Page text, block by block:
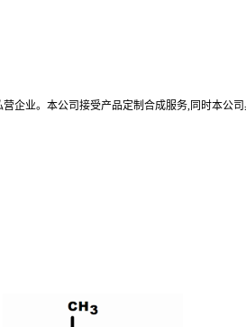
企业。本公司接受产品定制合成服务,同时本公